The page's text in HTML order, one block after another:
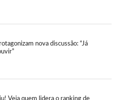
nova discussão: “Já
Veja quem lidera o ranking de